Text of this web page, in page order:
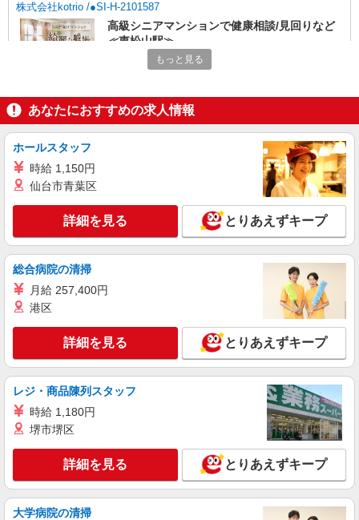
株式会社kotrio /●SI-H-2101587
高級シニアマンションで健康相談/見回りなど
≪東松山駅≫
時給2400円〜3000円 ＜日払い有/週払い有/交
東松山市内 ★面接なし
キープ 詳細を見る
派遣社員
株式会社kotrio /●SI-H-2076245
のまったり作業
時給1600円〜2250円 ＜日払い有/週払い有/交
通費全支給(ガソリン代含む)＞
詳細を見る
株式会社kotrio /●SI-H-2024369
＜東松山駅＞元気も、プライベートも諦めない
＊週3〜OK/看護助手
時給1600円〜2250円 ＜日払い有/週払い有/交
東松山市内 ★面接なし
キープ 詳細を見る
もっと見る
あなたにおすすめの求人情報
ホールスタッフ
時給 1,150円
仙台市青葉区
詳細を見る とりあえずキープ
総合病院の清掃
月給 257,400円
港区
詳細を見る とりあえずキープ
レジ・商品陳列スタッフ
時給 1,180円
堺市堺区
詳細を見る とりあえずキープ
大学病院の清掃